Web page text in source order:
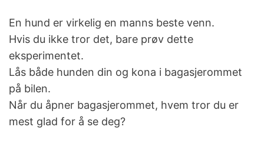
En hund er virkelig en manns beste venn.
Hvis du ikke tror det, bare prøv dette
eksperimentet.
Lås både hunden din og kona i bagasjerommet
på bilen.
Når du åpner bagasjerommet, hvem tror du er
mest glad for å se deg?